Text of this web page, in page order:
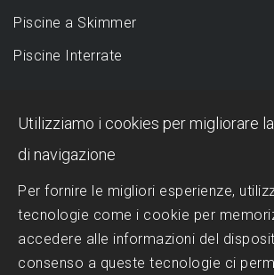
Piscine a Skimmer
Piscine Interrate
DESIGN
Piscina a sfioro: perché sceglierla?
Progettazione Piscine
Realizzazione Piscine
Utilizziamo i cookies per migliorare
di navigazione
Per fornire le migliori esperienze,
tecnologie come i cookie per
accedere alle informazioni del
consenso a queste tecnologie ci